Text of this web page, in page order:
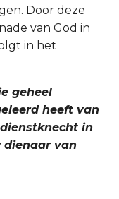
Door deze
van God in
in het
geheel
heeft van
in
dienaar van